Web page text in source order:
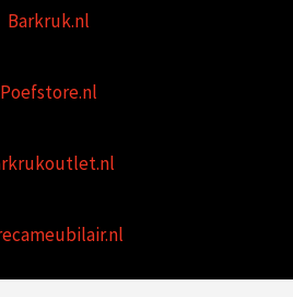
Barkruk.nl
Poefstore.nl